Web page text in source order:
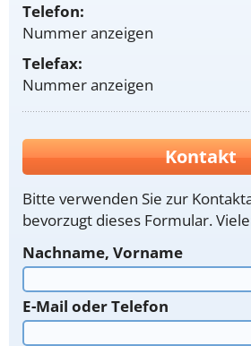
Telefon:
Nummer anzeigen
Telefax:
Nummer anzeigen
Kontakt
Bitte verwenden Sie zur
bevorzugt dieses Formular.
Nachname, Vorname
E-Mail oder Telefon